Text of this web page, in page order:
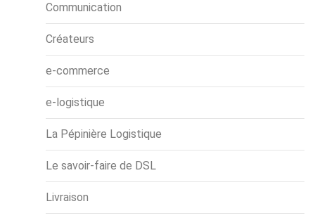
Communication
Créateurs
e-commerce
e-logistique
La Pépinière Logistique
Le savoir-faire de DSL
Livraison